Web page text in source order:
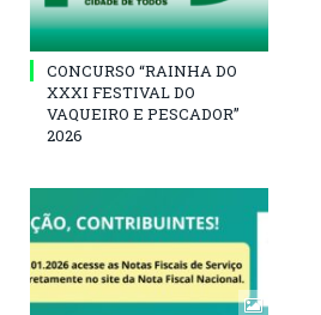
CONCURSO “RAINHA DO
XXXI FESTIVAL DO
VAQUEIRO E PESCADOR”
2026